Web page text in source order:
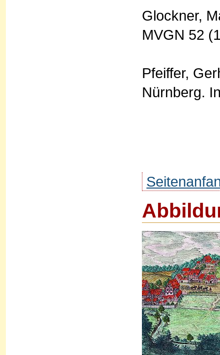
Glockner,
MVGN 52
Pfeiffer,
Nürnberg.